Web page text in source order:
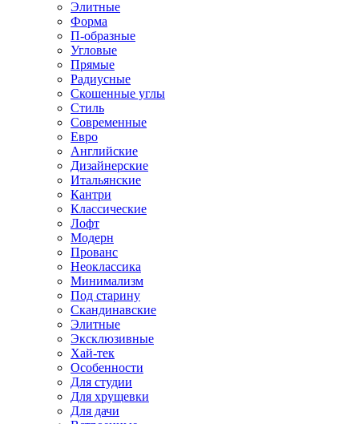
Элитные
Форма
П-образные
Угловые
Прямые
Радиусные
Скошенные углы
Стиль
Современные
Евро
Английские
Дизайнерские
Итальянские
Кантри
Классические
Лофт
Модерн
Прованс
Неоклассика
Минимализм
Под старину
Скандинавские
Элитные
Эксклюзивные
Хай-тек
Особенности
Для студии
Для хрущевки
Для дачи